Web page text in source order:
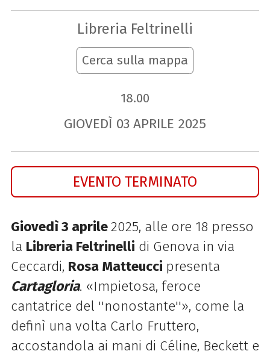
Libreria Feltrinelli
Cerca sulla mappa
18.00
GIOVEDÌ 03 APRILE 2025
EVENTO TERMINATO
Giovedì 3 aprile2025, alle ore 18 presso
la Libreria Feltrinelli di Genova in via
Ceccardi, Rosa Matteucci presenta
Cartagloria. «Impietosa, feroce
cantatrice del ''nonostante''», come la
definì una volta Carlo Fruttero,
accostandola ai mani di Céline, Beckett e